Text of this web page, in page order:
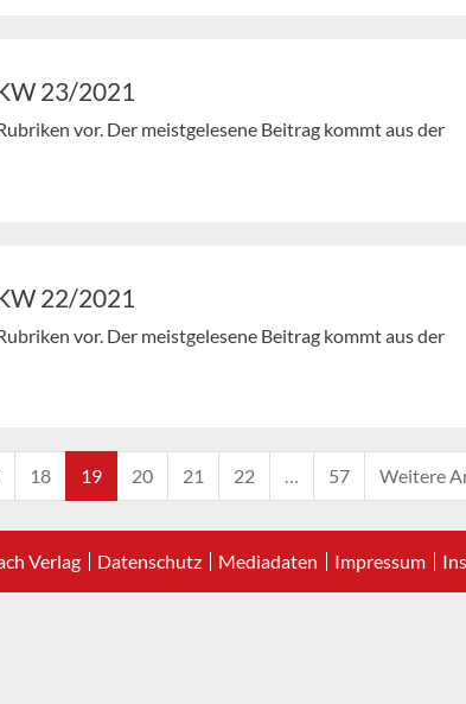
23/2021
vor. Der meistgelesene Beitrag kommt aus der
22/2021
vor. Der meistgelesene Beitrag kommt aus der
18 19 20 21 22 … 57 Weitere
Verlag Datenschutz Mediadaten Impressum